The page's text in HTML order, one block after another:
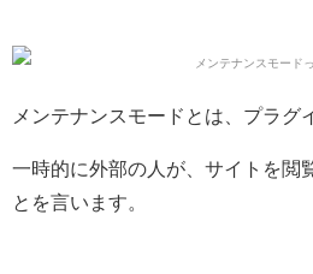
メンテナンスモードとは、プラグ
一時的に外部の人が、サイトを閲
とを言います。